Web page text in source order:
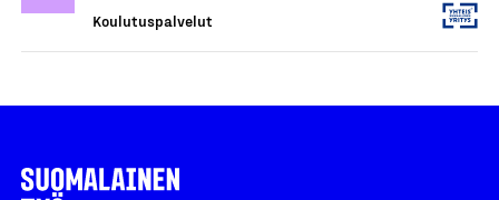
Koulutuspalvelut